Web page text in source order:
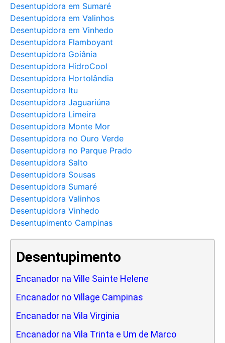
Desentupidora em Sumaré
Desentupidora em Valinhos
Desentupidora em Vinhedo
Desentupidora Flamboyant
Desentupidora Goiânia
Desentupidora HidroCool
Desentupidora Hortolândia
Desentupidora Itu
Desentupidora Jaguariúna
Desentupidora Limeira
Desentupidora Monte Mor
Desentupidora no Ouro Verde
Desentupidora no Parque Prado
Desentupidora Salto
Desentupidora Sousas
Desentupidora Sumaré
Desentupidora Valinhos
Desentupidora Vinhedo
Desentupimento Campinas
Desentupimento
Encanador na Ville Sainte Helene
Encanador no Village Campinas
Encanador na Vila Virginia
Encanador na Vila Trinta e Um de Marco